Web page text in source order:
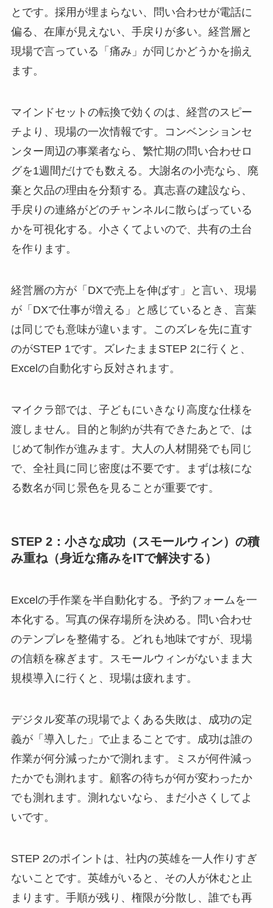
とです。採用が埋まらない、問い合わせが電話に
偏る、在庫が見えない、手戻りが多い。経営層と
現場で言っている「痛み」が同じかどうかを揃え
ます。
マインドセットの転換で効くのは、経営のスピー
チより、現場の一次情報です。コンベンションセ
ンター周辺の事業者なら、繁忙期の問い合わせロ
グを1週間だけでも数える。大謝名の小売なら、廃
棄と欠品の理由を分類する。真志喜の建設なら、
手戻りの連絡がどのチャンネルに散らばっている
かを可視化する。小さくてよいので、共有の土台
を作ります。
経営層の方が「DXで売上を伸ばす」と言い、現場
が「DXで仕事が増える」と感じているとき、言葉
は同じでも意味が違います。このズレを先に直す
のがSTEP 1です。ズレたままSTEP 2に行くと、
Excelの自動化すら反対されます。
マイクラ部では、子どもにいきなり高度な仕様を
渡しません。目的と制約が共有できたあとで、は
じめて制作が進みます。大人の人材開発でも同じ
で、全社員に同じ密度は不要です。まずは核にな
る数名が同じ景色を見ることが重要です。
STEP 2：小さな成功（スモールウィン）の積
み重ね（身近な痛みをITで解決する）
Excelの手作業を半自動化する。予約フォームを一
本化する。写真の保存場所を決める。問い合わせ
のテンプレを整備する。どれも地味ですが、現場
の信頼を稼ぎます。スモールウィンがないまま大
規模導入に行くと、現場は疲れます。
デジタル変革の現場でよくある失敗は、成功の定
義が「導入した」で止まることです。成功は誰の
作業が何分減ったかで測れます。ミスが何件減っ
たかでも測れます。顧客の待ちが何が変わったか
でも測れます。測れないなら、まだ小さくしてよ
いです。
STEP 2のポイントは、社内の英雄を一人作りすぎ
ないことです。英雄がいると、その人が休むと止
まります。手順が残り、権限が分散し、誰でも再